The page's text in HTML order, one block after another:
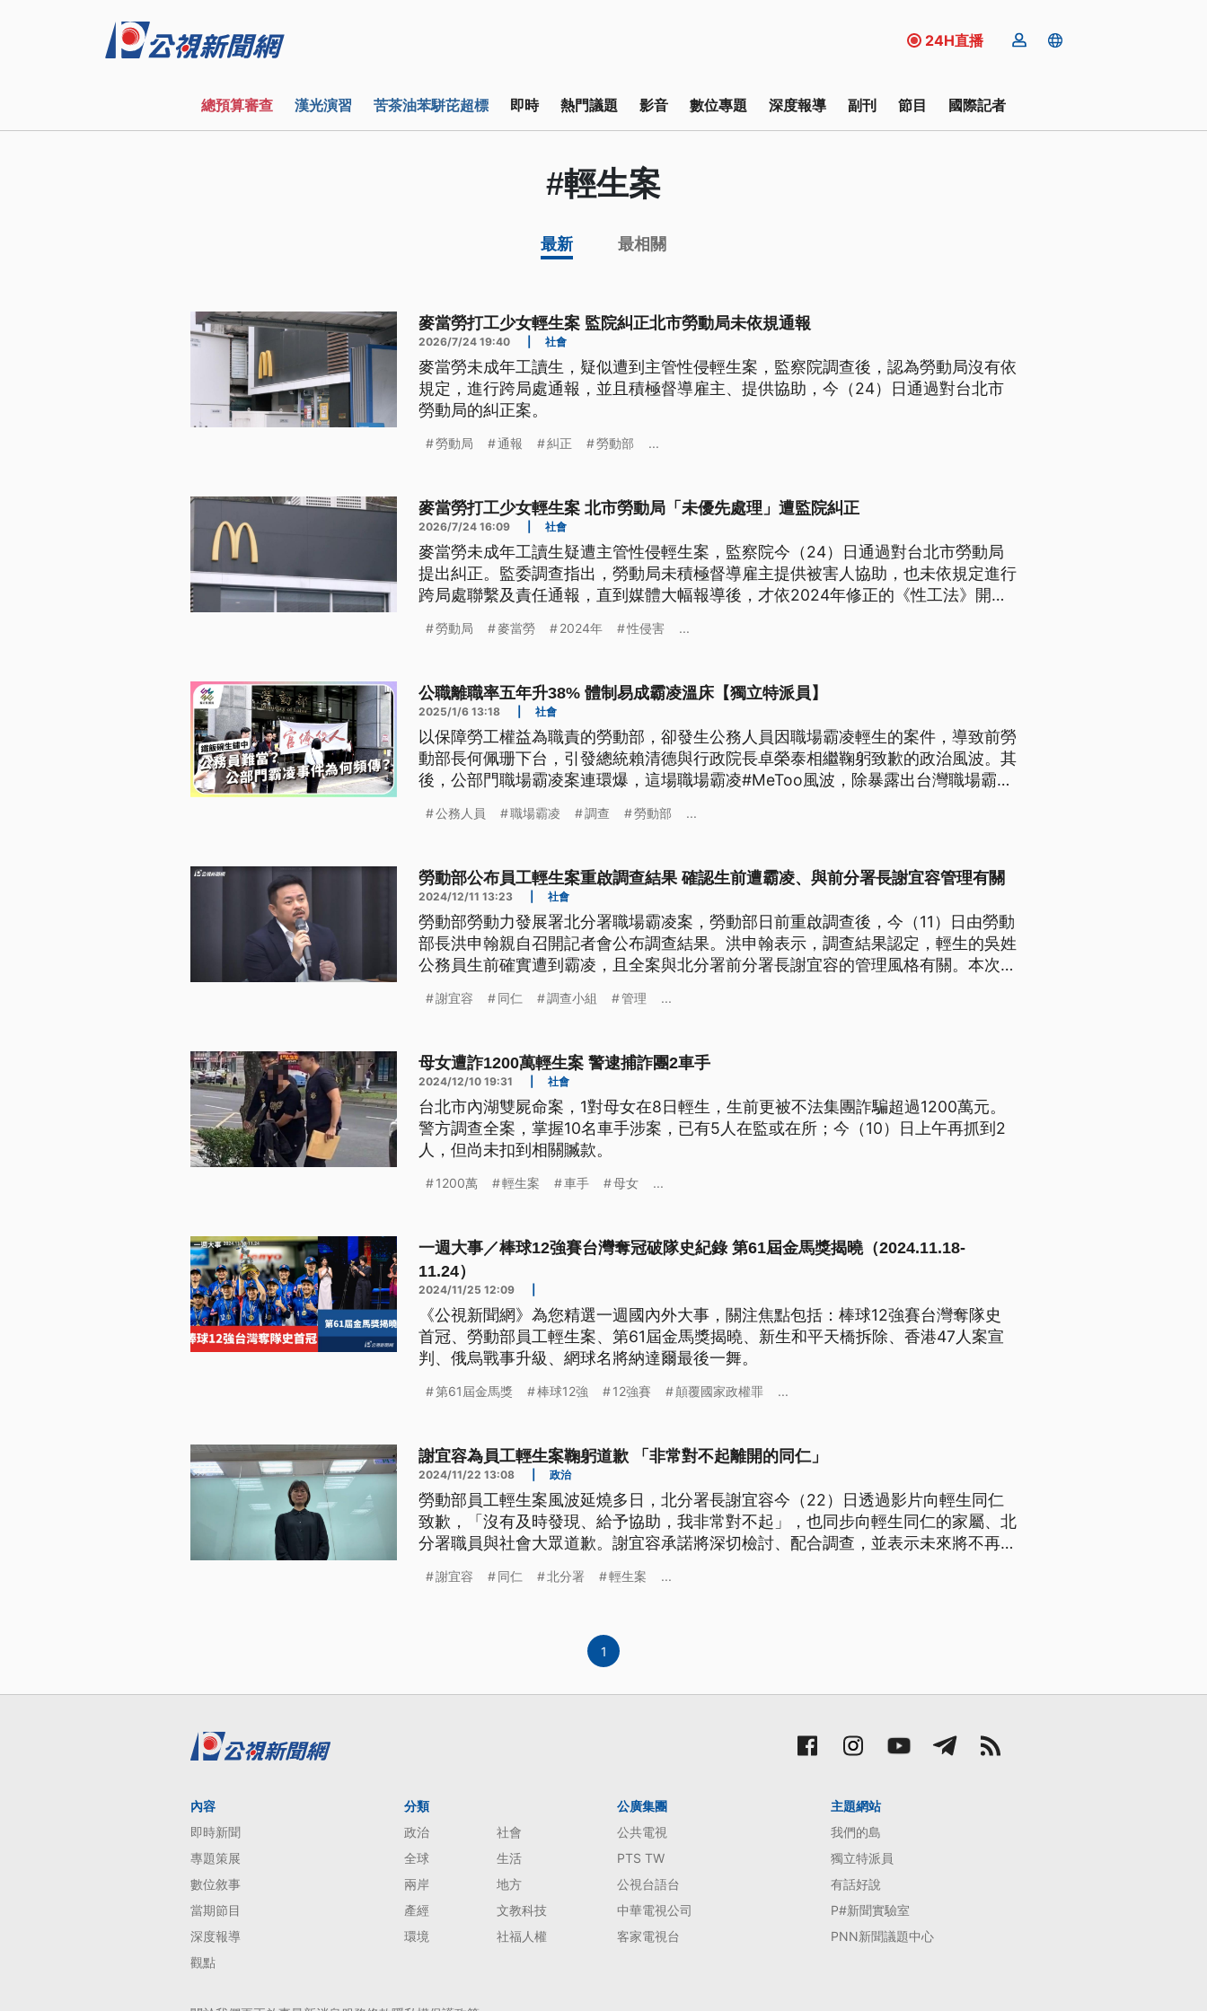
24H直播
總預算審查 漢光演習 苦茶油苯駢芘超標 即時 熱門議題 影音 數位專題 深度報導 副刊 節目 國際記者
#輕生案
最新 最相關
麥當勞打工少女輕生案 監院糾正北市勞動局未依規通報
2026/7/24 19:40 社會
麥當勞未成年工讀生，疑似遭到主管性侵輕生案，監察院調查後，認為勞動局沒有依
規定，進行跨局處通報，並且積極督導雇主、提供協助，今（24）日通過對台北市
勞動局的糾正案。
勞動局 通報 糾正 勞動部 ...
麥當勞打工少女輕生案 北市勞動局「未優先處理」遭監院糾正
2026/7/24 16:09 社會
麥當勞未成年工讀生疑遭主管性侵輕生案，監察院今（24）日通過對台北市勞動局
提出糾正。監委調查指出，勞動局未積極督導雇主提供被害人協助，也未依規定進行
跨局處聯繫及責任通報，直到媒體大幅報導後，才依2024年修正的《性工法》開罰
勞動局 麥當勞 2024年 性侵害 ...
公職離職率五年升38% 體制易成霸凌溫床【獨立特派員】
2025/1/6 13:18 社會
以保障勞工權益為職責的勞動部，卻發生公務人員因職場霸凌輕生的案件，導致前勞
動部長何佩珊下台，引發總統賴清德與行政院長卓榮泰相繼鞠躬致歉的政治風波。其
後，公部門職場霸凌案連環爆，這場職場霸凌#MeToo風波，除暴露出台灣職場霸凌
公務人員 職場霸凌 調查 勞動部 ...
勞動部公布員工輕生案重啟調查結果 確認生前遭霸凌、與前分署長謝宜容管理有關
2024/12/11 13:23 社會
勞動部勞動力發展署北分署職場霸凌案，勞動部日前重啟調查後，今（11）日由勞動
部長洪申翰親自召開記者會公布調查結果。洪申翰表示，調查結果認定，輕生的吳姓
公務員生前確實遭到霸凌，且全案與北分署前分署長謝宜容的管理風格有關。本次調
謝宜容 同仁 調查小組 管理 ...
母女遭詐1200萬輕生案 警逮捕詐團2車手
2024/12/10 19:31 社會
台北市內湖雙屍命案，1對母女在8日輕生，生前更被不法集團詐騙超過1200萬元。
警方調查全案，掌握10名車手涉案，已有5人在監或在所；今（10）日上午再抓到2
人，但尚未扣到相關贓款。
1200萬 輕生案 車手 母女 ...
一週大事／棒球12強賽台灣奪冠破隊史紀錄 第61屆金馬獎揭曉（2024.11.18-
11.24）
2024/11/25 12:09
《公視新聞網》為您精選一週國內外大事，關注焦點包括：棒球12強賽台灣奪隊史
首冠、勞動部員工輕生案、第61屆金馬獎揭曉、新生和平天橋拆除、香港47人案宣
判、俄烏戰事升級、網球名將納達爾最後一舞。
第61屆金馬獎 棒球12強 12強賽 顛覆國家政權罪 ...
謝宜容為員工輕生案鞠躬道歉 「非常對不起離開的同仁」
2024/11/22 13:08 政治
勞動部員工輕生案風波延燒多日，北分署長謝宜容今（22）日透過影片向輕生同仁
致歉，「沒有及時發現、給予協助，我非常對不起」，也同步向輕生同仁的家屬、北
分署職員與社會大眾道歉。謝宜容承諾將深切檢討、配合調查，並表示未來將不再擔
謝宜容 同仁 北分署 輕生案 ...
1
內容
即時新聞
專題策展
數位敘事
當期節目
深度報導
觀點
分類
政治
社會
全球
生活
兩岸
地方
產經
文教科技
環境
社福人權
公廣集團
公共電視
PTS TW
公視台語台
中華電視公司
客家電視台
主題網站
我們的島
獨立特派員
有話好說
P#新聞實驗室
PNN新聞議題中心